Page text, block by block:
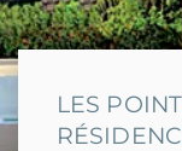
LES